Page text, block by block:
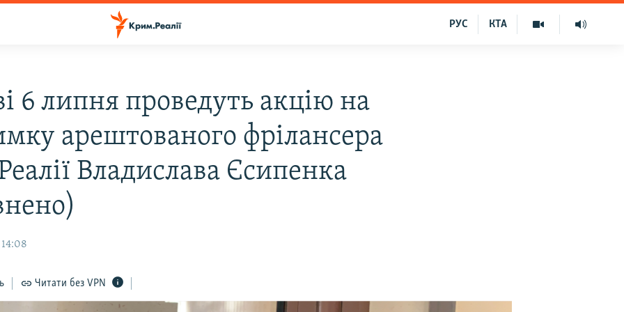
КТА
РУС
6 липня проведуть акцію на
арештованого фрілансера
Владислава Єсипенка
Читати без VPN